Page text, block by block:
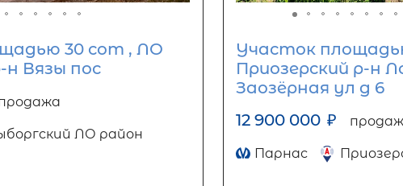
30 сот , ЛО
н Вязы пос
ЛО район
Участок
Приозерский р-н
Заозёрная ул д 6
12 900 000 ₽
Парнас